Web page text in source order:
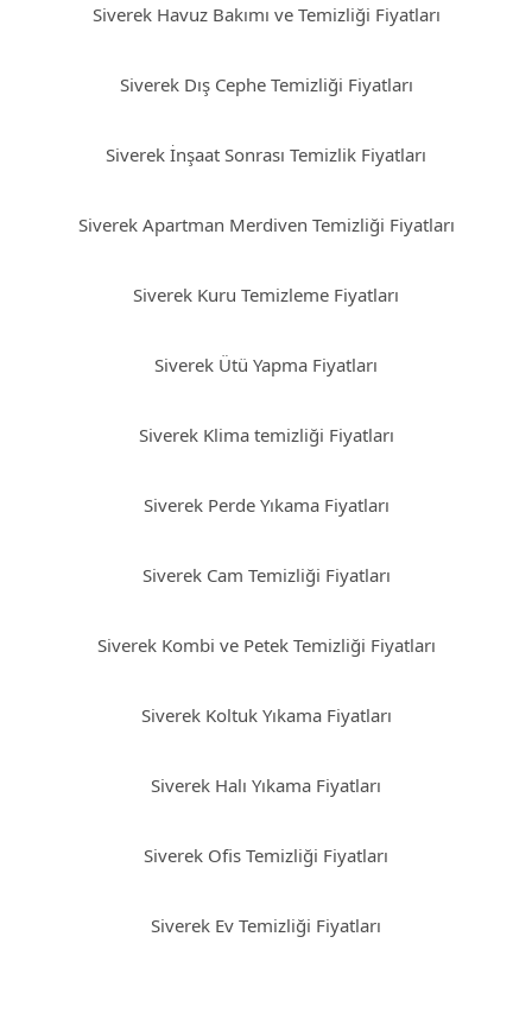
Siverek Havuz Bakımı ve Temizliği Fiyatları
Siverek Dış Cephe Temizliği Fiyatları
Siverek İnşaat Sonrası Temizlik Fiyatları
Siverek Apartman Merdiven Temizliği Fiyatları
Siverek Kuru Temizleme Fiyatları
Siverek Ütü Yapma Fiyatları
Siverek Klima temizliği Fiyatları
Siverek Perde Yıkama Fiyatları
Siverek Cam Temizliği Fiyatları
Siverek Kombi ve Petek Temizliği Fiyatları
Siverek Koltuk Yıkama Fiyatları
Siverek Halı Yıkama Fiyatları
Siverek Ofis Temizliği Fiyatları
Siverek Ev Temizliği Fiyatları